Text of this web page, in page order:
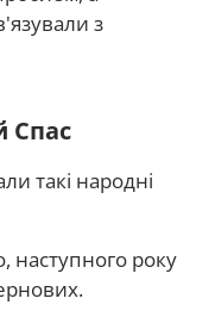
з
Спас
такі народні
наступного року